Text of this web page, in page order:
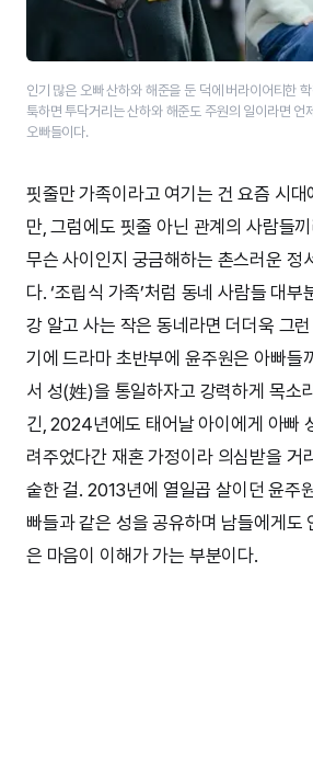
인기 많은 오빠 산하와 해준을 둔 덕에 버라이어티한
툭하면 투닥거리는 산하와 해준도 주원의 일이라면 언
오빠들이다.
핏줄만 가족이라고 여기는 건 요즘 시대
만, 그럼에도 핏줄 아닌 관계의 사람들
무슨 사이인지 궁금해하는 촌스러운 정
다. ‘조립식 가족’처럼 동네 사람들 대부
강 알고 사는 작은 동네라면 더더욱 그
기에 드라마 초반부에 윤주원은 아빠들
서 성(姓)을 통일하자고 강력하게 목소
긴, 2024년에도 태어날 아이에게 아빠
려주었다간 재혼 가정이라 의심받을 거
숱한 걸. 2013년에 열일곱 살이던 윤주
빠들과 같은 성을 공유하며 남들에게도
은 마음이 이해가 가는 부분이다.